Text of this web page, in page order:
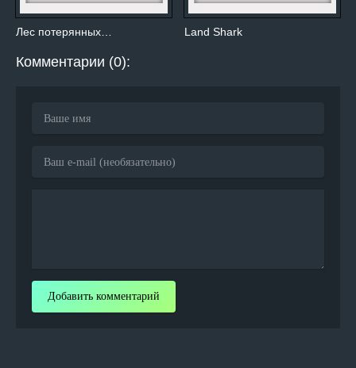
Лес потерянных… Land Shark
Комментарии (0):
Добавить комментарий